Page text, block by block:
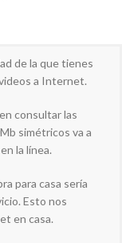
de la que tienes
a Internet.
consultar las
simétricos va a
la línea.
para casa sería
Esto nos
en casa.